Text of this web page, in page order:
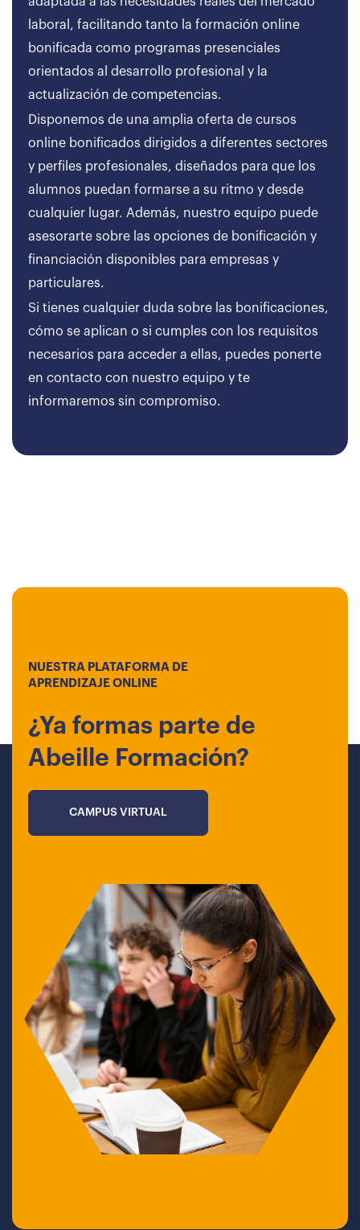
laboral, facilitando tanto la formación online
bonificada como programas presenciales
orientados al desarrollo profesional y la
actualización de competencias.
Disponemos de una amplia oferta de cursos
online bonificados dirigidos a diferentes sectores
y perfiles profesionales, diseñados para que los
alumnos puedan formarse a su ritmo y desde
cualquier lugar. Además, nuestro equipo puede
asesorarte sobre las opciones de bonificación y
financiación disponibles para empresas y
particulares.
Si tienes cualquier duda sobre las bonificaciones,
cómo se aplican o si cumples con los requisitos
necesarios para acceder a ellas, puedes ponerte
en contacto con nuestro equipo y te
informaremos sin compromiso.
NUESTRA PLATAFORMA DE
APRENDIZAJE ONLINE
¿Ya formas parte de
Abeille Formación?
CAMPUS VIRTUAL